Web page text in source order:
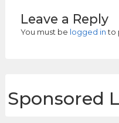
Leave a Reply
You must be logged into
Sponsored